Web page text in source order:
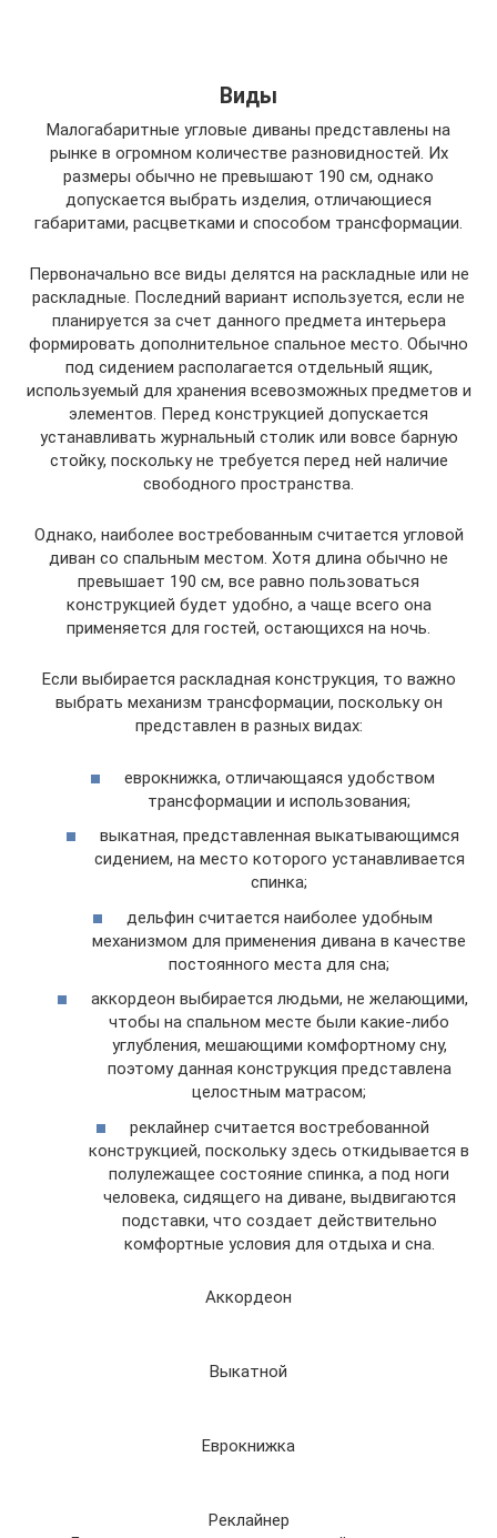
Виды
Малогабаритные угловые диваны представлены на
рынке в огромном количестве разновидностей. Их
размеры обычно не превышают 190 см, однако
допускается выбрать изделия, отличающиеся
габаритами, расцветками и способом трансформации.
Первоначально все виды делятся на раскладные или не
раскладные. Последний вариант используется, если не
планируется за счет данного предмета интерьера
формировать дополнительное спальное место. Обычно
под сидением располагается отдельный ящик,
используемый для хранения всевозможных предметов и
элементов. Перед конструкцией допускается
устанавливать журнальный столик или вовсе барную
стойку, поскольку не требуется перед ней наличие
свободного пространства.
Однако, наиболее востребованным считается угловой
диван со спальным местом. Хотя длина обычно не
превышает 190 см, все равно пользоваться
конструкцией будет удобно, а чаще всего она
применяется для гостей, остающихся на ночь.
Если выбирается раскладная конструкция, то важно
выбрать механизм трансформации, поскольку он
представлен в разных видах:
еврокнижка, отличающаяся удобством
трансформации и использования;
выкатная, представленная выкатывающимся
сидением, на место которого устанавливается
спинка;
дельфин считается наиболее удобным
механизмом для применения дивана в качестве
постоянного места для сна;
аккордеон выбирается людьми, не желающими,
чтобы на спальном месте были какие-либо
углубления, мешающими комфортному сну,
поэтому данная конструкция представлена
целостным матрасом;
реклайнер считается востребованной
конструкцией, поскольку здесь откидывается в
полулежащее состояние спинка, а под ноги
человека, сидящего на диване, выдвигаются
подставки, что создает действительно
комфортные условия для отдыха и сна.
Аккордеон
Выкатной
Еврокнижка
Реклайнер